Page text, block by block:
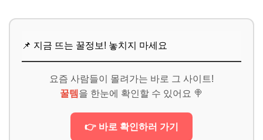
📌 지금 뜨는 꿀정보! 놓치지 마세요
요즘 사람들이 몰려가는 바로 그 사이트!
꿀템 을 한눈에 확인할 수 있어요 🍭
👉 바로 확인하러 가기